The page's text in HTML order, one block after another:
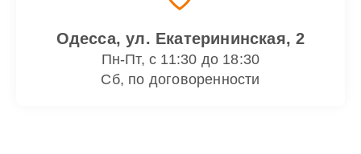
Одесса, ул. Екатерининская, 2
Пн-Пт, с 11:30 до 18:30
Сб, по договоренности